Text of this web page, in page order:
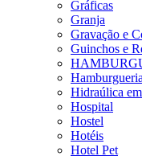
Gráficas
Granja
Gravação e
Guinchos e
Hamburgueria
Hidraúlica
Hospital
Hostel
Hotéis
Hotel Pet